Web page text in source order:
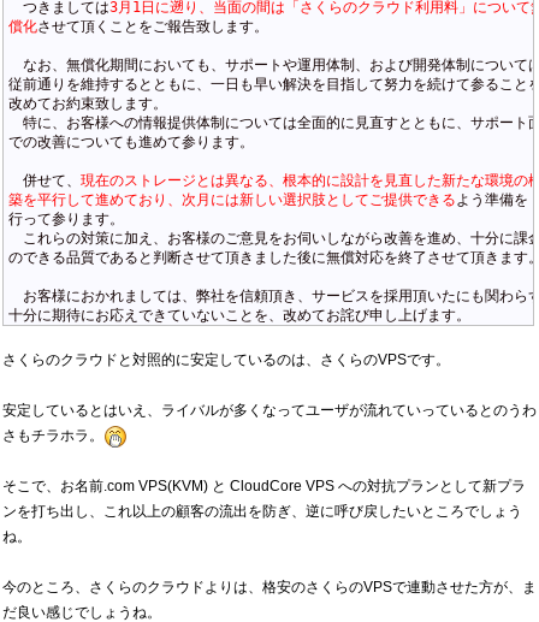
つきましては3月1日に遡り、当面の間は「さくらのクラウド利用料」について
償化させて頂くことをご報告致します。
なお、無償化期間においても、サポートや運用体制、および開発体制について
従前通りを維持するとともに、一日も早い解決を目指して努力を続けて参ること
改めてお約束致します。
特に、お客様への情報提供体制については全面的に見直すとともに、サポート
での改善についても進めて参ります。
併せて、 現在のストレージとは異なる、根本的に設計を見直した新たな環境の
築を平行して進めており、次月には新しい選択肢としてご提供できるよう準備を
行って参ります。
これらの対策に加え、お客様のご意見をお伺いしながら改善を進め、十分に課
のできる品質であると判断させて頂きました後に無償対応を終了させて頂きます
お客様におかれましては、弊社を信頼頂き、サービスを採用頂いたにも関わら
十分に期待にお応えできていないことを、改めてお詫び申し上げます。
さくらのクラウドと対照的に安定しているのは、さくらのVPSです。
安定しているとはいえ、ライバルが多くなってユーザが流れていっているとのうわ
さもチラホラ。
そこで、お名前.com VPS(KVM) と CloudCore VPS への対抗プランとして新プラ
ンを打ち出し、これ以上の顧客の流出を防ぎ、逆に呼び戻したいところでしょう
ね。
今のところ、さくらのクラウドよりは、格安のさくらのVPSで連動させた方が、ま
だ良い感じでしょうね。